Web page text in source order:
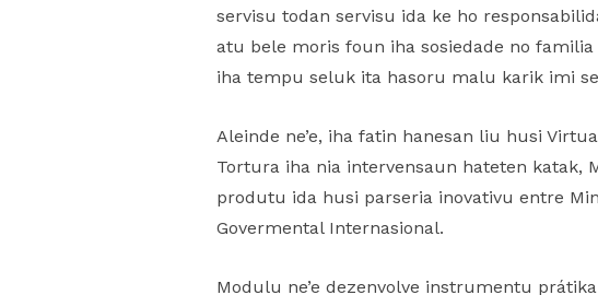
servisu todan servisu ida ke ho
atu bele moris foun iha sosiedade no
iha tempu seluk ita hasoru malu karik imi
Aleinde ne’e, iha fatin hanesan liu husi
Tortura iha nia intervensaun hateten katak,
produtu ida husi parseria inovativu entre
Govermental Internasional.
Modulu ne’e dezenvolve instrumentu